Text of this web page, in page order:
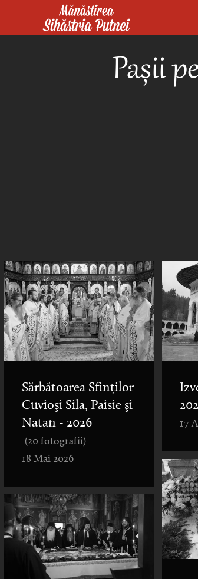
Mergi la conţinutul principal
Pașii
Sărbătoarea Sfinților
Cuvioşi Sila, Paisie şi
Natan - 2026
(20 fotografii)
18 Mai 2026
17